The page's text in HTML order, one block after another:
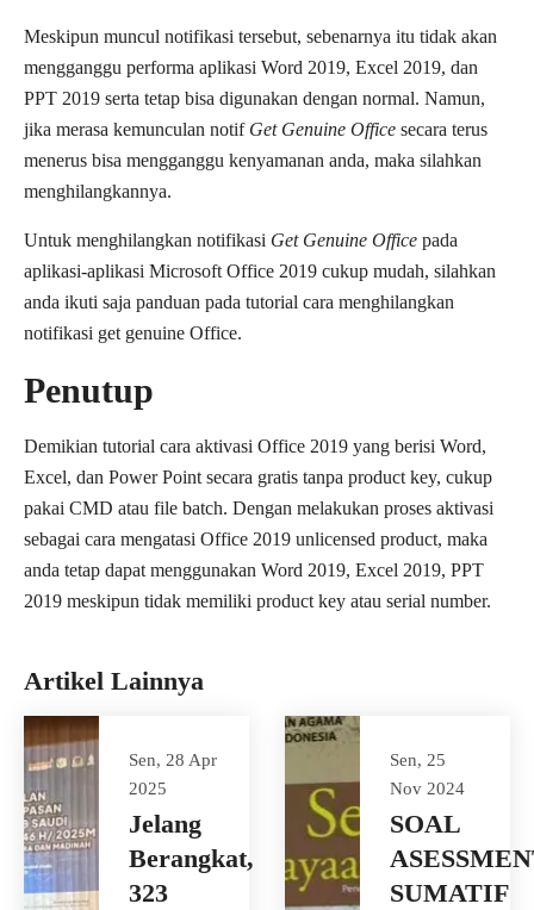
Meskipun muncul notifikasi tersebut, sebenarnya itu tidak akan
mengganggu performa aplikasi Word 2019, Excel 2019, dan
PPT 2019 serta tetap bisa digunakan dengan normal. Namun,
jika merasa kemunculan notif Get Genuine Office secara terus
menerus bisa mengganggu kenyamanan anda, maka silahkan
menghilangkannya.
Untuk menghilangkan notifikasi Get Genuine Office pada
aplikasi-aplikasi Microsoft Office 2019 cukup mudah, silahkan
anda ikuti saja panduan pada tutorial cara menghilangkan
notifikasi get genuine Office.
Penutup
Demikian tutorial cara aktivasi Office 2019 yang berisi Word,
Excel, dan Power Point secara gratis tanpa product key, cukup
pakai CMD atau file batch. Dengan melakukan proses aktivasi
sebagai cara mengatasi Office 2019 unlicensed product, maka
anda tetap dapat menggunakan Word 2019, Excel 2019, PPT
2019 meskipun tidak memiliki product key atau serial number.
Artikel Lainnya
Sen, 28 Apr
2025
Jelang
Berangkat,
323
Sen, 25
Nov 2024
SOAL
SUMATIF